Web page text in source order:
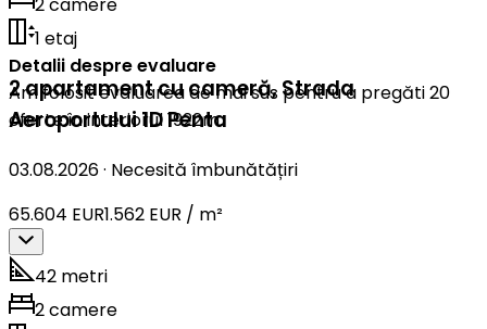
2 camere
1 etaj
Detalii despre evaluare
Am folosit evaluarea de mai sus pentru a pregăti 20
oferte în interiorul 1922m.
2 apartament cu cameră,Strada
Aeroportului 1D Penta
03.08.2026· Necesită îmbunătățiri
65.604 EUR1.562 EUR / m²
42 metri
2 camere